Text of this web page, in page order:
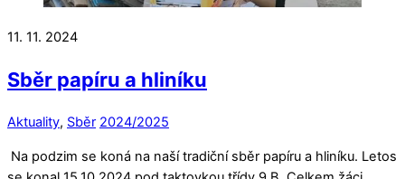
11. 11. 2024
Sběr papíru a hliníku
Aktuality, Sběr 2024/2025
Na podzim se koná na naší tradiční sběr papíru a hliníku. Letos